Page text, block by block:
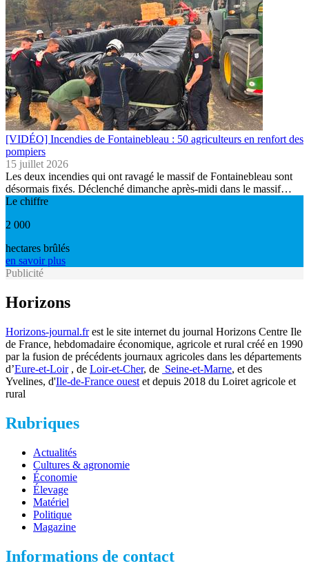
[VIDÉO] Incendies de Fontainebleau : 50 agriculteurs en renfort des
pompiers
15 juillet 2026
Les deux incendies qui ont ravagé le massif de Fontainebleau sont
désormais fixés. Déclenché dimanche après-midi dans le massif…
Le chiffre
2 000
hectares brûlés
en savoir plus
Publicité
Horizons
Horizons-journal.frest le site internet du journal Horizons Centre Ile
de France, hebdomadaire économique, agricole et rural créé en 1990
par la fusion de précédents journaux agricoles dans les départements
d’Eure-et-Loir, de Loir-et-Cher, de Seine-et-Marne, et des
Yvelines, d'Ile-de-France ouest et depuis 2018 du Loiret agricole et
rural
Rubriques
Actualités
Cultures & agronomie
Économie
Élevage
Matériel
Politique
Magazine
Informations de contact